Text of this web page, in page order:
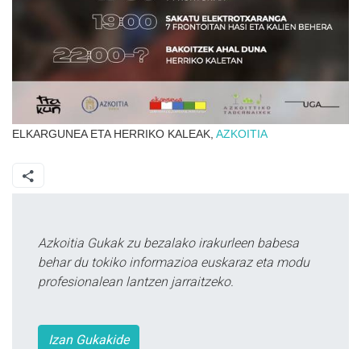
ELKARGUNEA ETA HERRIKO KALEAK, AZKOITIA
Azkoitia Gukak zu bezalako irakurleen babesa
behar du tokiko informazioa euskaraz eta modu
profesionalean lantzen jarraitzeko.
Izan Gukakide